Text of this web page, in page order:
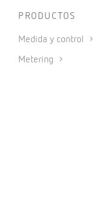
PRODUCTOS
Medida y control
Metering